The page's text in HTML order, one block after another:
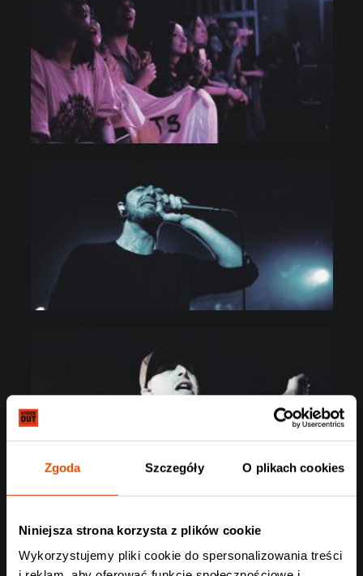
Zgoda Szczegóły O plikach cookies
Niniejsza strona korzysta z plików cookie
Wykorzystujemy pliki cookie do spersonalizowania treści